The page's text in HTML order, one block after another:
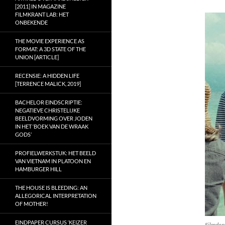
[2011] IN MAGAZINE
FILMKRANT LAB: HET
ONBEKENDE
THE MOVIE EXPERIENCE AS
FORMAT: A 3D STATE OF THE
UNION [ARTICLE]
RECENSIE: A HIDDEN LIFE
[TERRENCE MALICK, 2019]
BACHELOR EINDSCRIPTIE:
NEGATIEVE CHRISTELIJKE
BEELDVORMING OVER JODEN
IN HET ‘BOEK VAN DE WRAAK
GODS’
PROFIELWERKSTUK: HET BEELD
VAN VIETNAM IN PLATOON EN
HAMBURGER HILL
THE HOUSE IS BLEEDING: AN
ALLEGORICAL INTERPRETATION
OF MOTHER!
EINDPAPER CURSUS ‘KEIZER